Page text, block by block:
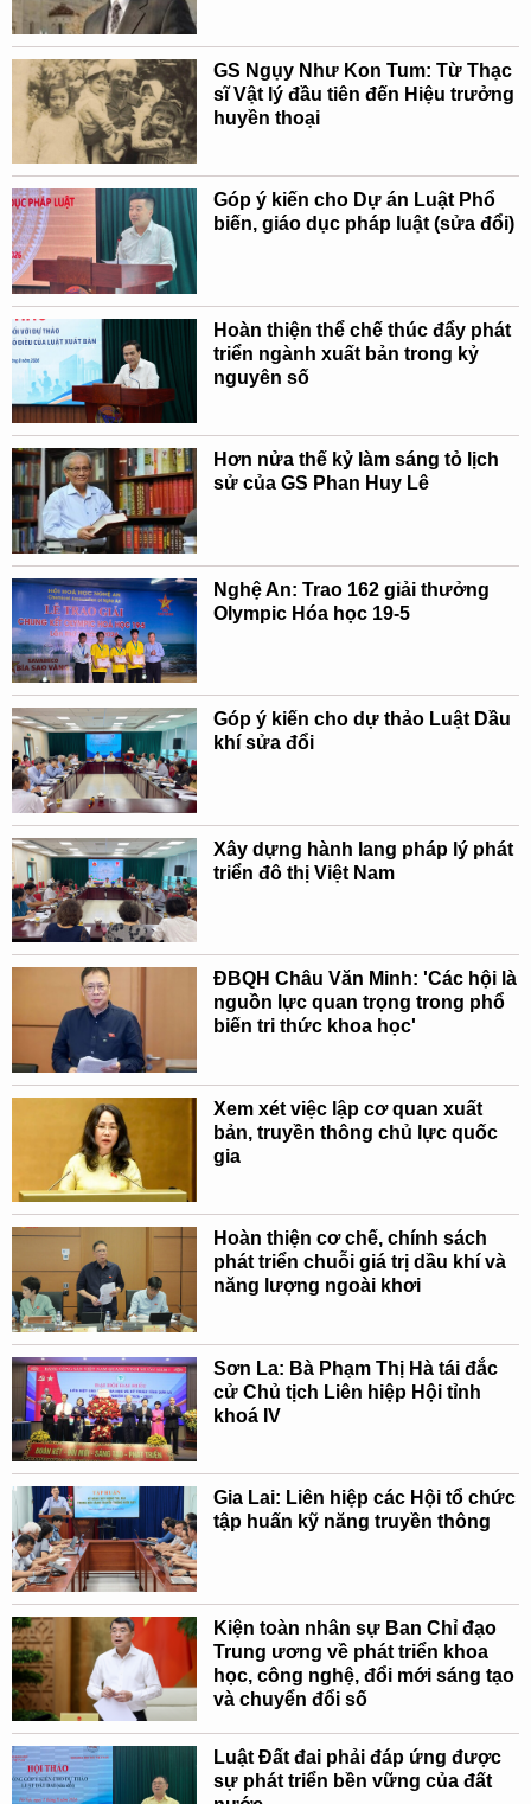
GS Ngụy Như Kon Tum: Từ Thạc
sĩ Vật lý đầu tiên đến Hiệu trưởng
huyền thoại
Góp ý kiến cho Dự án Luật Phổ
biến, giáo dục pháp luật (sửa đổi)
Hoàn thiện thể chế thúc đẩy phát
triển ngành xuất bản trong kỷ
nguyên số
Hơn nửa thế kỷ làm sáng tỏ lịch
sử của GS Phan Huy Lê
Nghệ An: Trao 162 giải thưởng
Olympic Hóa học 19-5
Góp ý kiến cho dự thảo Luật Dầu
khí sửa đổi
Xây dựng hành lang pháp lý phát
triển đô thị Việt Nam
ĐBQH Châu Văn Minh: 'Các hội là
nguồn lực quan trọng trong phổ
biến tri thức khoa học'
Xem xét việc lập cơ quan xuất
bản, truyền thông chủ lực quốc
gia
Hoàn thiện cơ chế, chính sách
phát triển chuỗi giá trị dầu khí và
năng lượng ngoài khơi
Sơn La: Bà Phạm Thị Hà tái đắc
cử Chủ tịch Liên hiệp Hội tỉnh
khoá IV
Gia Lai: Liên hiệp các Hội tổ chức
tập huấn kỹ năng truyền thông
Kiện toàn nhân sự Ban Chỉ đạo
Trung ương về phát triển khoa
học, công nghệ, đổi mới sáng tạo
và chuyển đổi số
Luật Đất đai phải đáp ứng được
sự phát triển bền vững của đất